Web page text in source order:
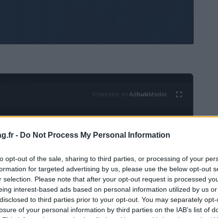
- Do Not Process My Personal Information
opt-out of the sale, sharing to third parties, or processing of your
for targeted advertising by us, please use the below opt-out
selection. Please note that after your opt-out request is processed
interest-based ads based on personal information utilized by us
to third parties prior to your opt-out. You may separately
of your personal information by third parties on the IAB’s list of
Ad hubMedia
est un entrepreneur, capital-risqueur basé en
les statistiques physiques, les rencontres/affaires,